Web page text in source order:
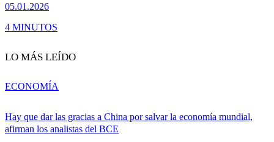
05.01.2026
4 MINUTOS
LO MÁS LEÍDO
Hay que dar las gracias a China por salvar la economía mundial,
afirman los analistas del BCE
ECONOMÍA